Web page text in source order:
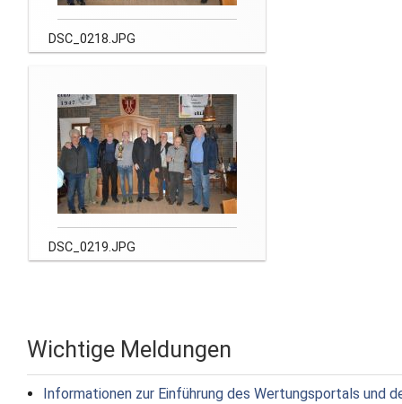
DSC_0218.JPG
DSC_0219.JPG
Wichtige Meldungen
Informationen zur Einführung des Wertungsportals und